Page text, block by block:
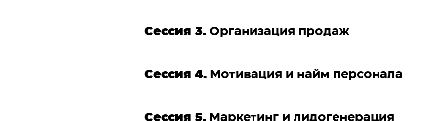
Сессия 3. Организация продаж
Сессия 4. Мотивация и найм персонала
Сессия 5. Маркетинг и лидогенерация